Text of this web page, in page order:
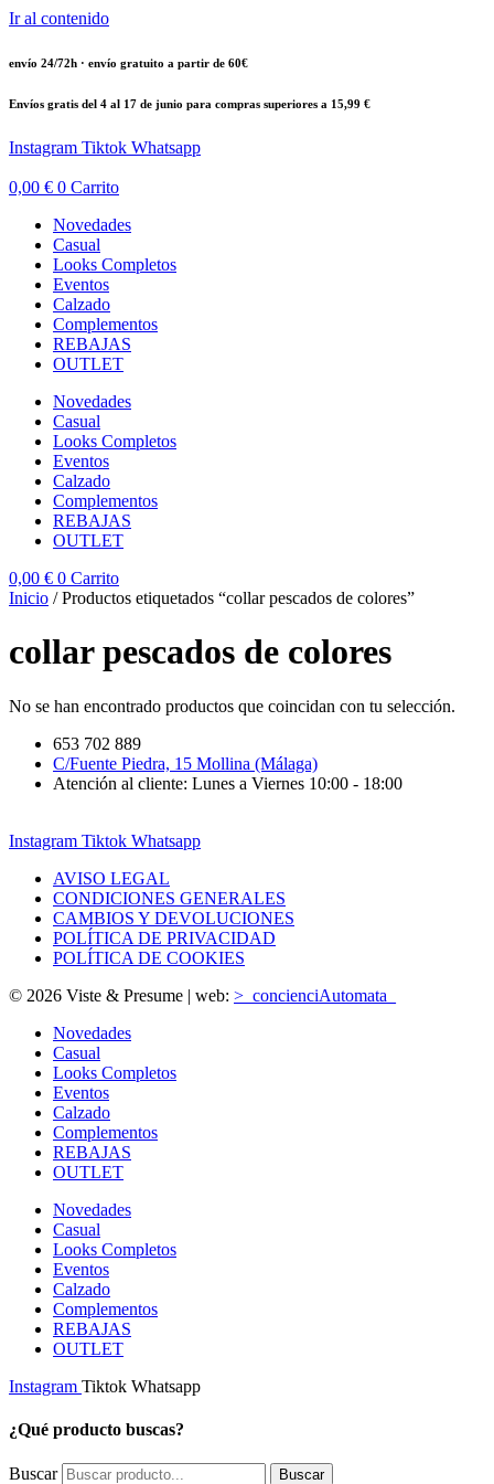
Ir al contenido
envío 24/72h · envío gratuito a partir de 60€
Envíos gratis del 4 al 17 de junio para compras superiores a 15,99 €
Instagram Tiktok Whatsapp
0,00 € 0 Carrito
Novedades
Casual
Looks Completos
Eventos
Calzado
Complementos
REBAJAS
OUTLET
Novedades
Casual
Looks Completos
Eventos
Calzado
Complementos
REBAJAS
OUTLET
0,00 € 0 Carrito
Inicio / Productos etiquetados “collar pescados de colores”
collar pescados de colores
No se han encontrado productos que coincidan con tu selección.
653 702 889
C/Fuente Piedra, 15 Mollina (Málaga)
Atención al cliente: Lunes a Viernes 10:00 - 18:00
Instagram Tiktok Whatsapp
AVISO LEGAL
CONDICIONES GENERALES
CAMBIOS Y DEVOLUCIONES
POLÍTICA DE PRIVACIDAD
POLÍTICA DE COOKIES
© 2026 Viste & Presume | web: >_concienciAutomata_
Novedades
Casual
Looks Completos
Eventos
Calzado
Complementos
REBAJAS
OUTLET
Novedades
Casual
Looks Completos
Eventos
Calzado
Complementos
REBAJAS
OUTLET
Instagram Tiktok Whatsapp
¿Qué producto buscas?
Buscar Buscar